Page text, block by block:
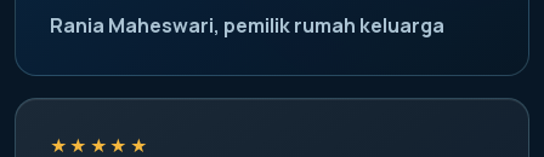
Rania Maheswari, pemilik rumah keluarga
★★★★★